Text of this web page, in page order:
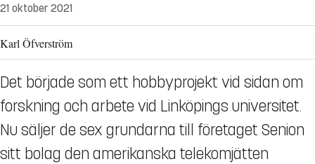
21 oktober 2021
Karl Öfverström
Det började som ett hobbyprojekt vid sidan om
forskning och arbete vid Linköpings universitet.
Nu säljer de sex grundarna till företaget Senion
sitt bolag den amerikanska telekomjätten